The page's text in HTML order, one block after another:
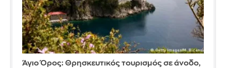
Άγιο Όρος: Θρησκευτικός τουρισμός σε άνοδο,